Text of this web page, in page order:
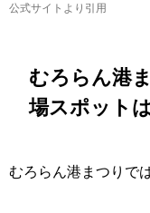
公式サイトより引用
むろらん港
場スポット
むろらん港まつりでは